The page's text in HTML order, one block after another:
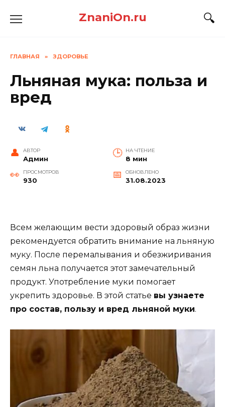
ZnaniOn.ru
ГЛАВНАЯ » ЗДОРОВЬЕ
Льняная мука: польза и
вред
АВТОР
Админ
НА ЧТЕНИЕ
8 мин
ПРОСМОТРОВ
930
ОБНОВЛЕНО
31.08.2023
Всем желающим вести здоровый образ жизни
рекомендуется обратить внимание на льняную
муку. После перемалывания и обезжиривания
семян льна получается этот замечательный
продукт. Употребление муки помогает
укрепить здоровье. В этой статье вы узнаете
про состав, пользу и вред льняной муки.